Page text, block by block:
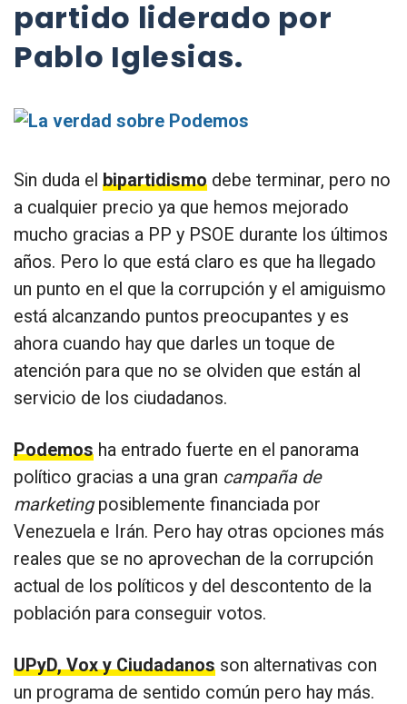
partido liderado por
Pablo Iglesias.
Sin duda el bipartidismo debe terminar, pero no
a cualquier precio ya que hemos mejorado
mucho gracias a PP y PSOE durante los últimos
años. Pero lo que está claro es que ha llegado
un punto en el que la corrupción y el amiguismo
está alcanzando puntos preocupantes y es
ahora cuando hay que darles un toque de
atención para que no se olviden que están al
servicio de los ciudadanos.
Podemos ha entrado fuerte en el panorama
político gracias a una gran campaña de
marketingposiblemente financiada por
Venezuela e Irán. Pero hay otras opciones más
reales que se no aprovechan de la corrupción
actual de los políticos y del descontento de la
población para conseguir votos.
UPyD, Vox y Ciudadanos son alternativas con
un programa de sentido común pero hay más.